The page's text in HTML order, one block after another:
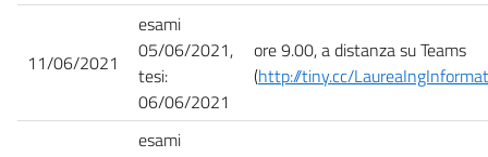
11/06/2021
esami
05/06/2021,
tesi:
06/06/2021
ore 9.00, a distanza su Teams
(http://tiny.cc/
esami